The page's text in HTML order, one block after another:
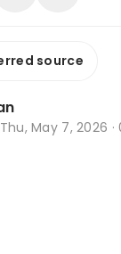
source
Thu, May 7, 2026 ·